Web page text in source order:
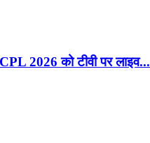
2026 को टीवी पर लाइव...